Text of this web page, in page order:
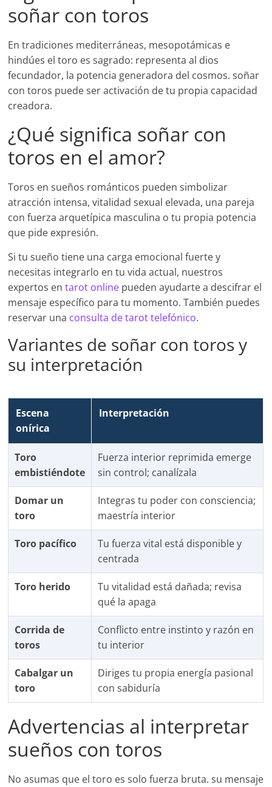
soñar con toros
En tradiciones mediterráneas, mesopotámicas e
hindúes el toro es sagrado: representa al dios
fecundador, la potencia generadora del cosmos. soñar
con toros puede ser activación de tu propia capacidad
creadora.
¿Qué significa soñar con
toros en el amor?
Toros en sueños románticos pueden simbolizar
atracción intensa, vitalidad sexual elevada, una pareja
con fuerza arquetípica masculina o tu propia potencia
que pide expresión.
Si tu sueño tiene una carga emocional fuerte y
necesitas integrarlo en tu vida actual, nuestros
expertos entarot online pueden ayudarte a descifrar el
mensaje específico para tu momento. También puedes
reservar una consulta de tarot telefónico.
Variantes de soñar con toros y
su interpretación
Escena
onírica
Interpretación
Toro
embistiéndote
Fuerza interior reprimida emerge
sin control; canalízala
Domar un
toro
Integras tu poder con consciencia;
maestría interior
Toro pacífico
Tu fuerza vital está disponible y
centrada
Toro herido
Tu vitalidad está dañada; revisa
qué la apaga
Corrida de
toros
Conflicto entre instinto y razón en
tu interior
Cabalgar un
toro
Diriges tu propia energía pasional
con sabiduría
Advertencias al interpretar
sueños con toros
No asumas que el toro es solo fuerza bruta. su mensaje